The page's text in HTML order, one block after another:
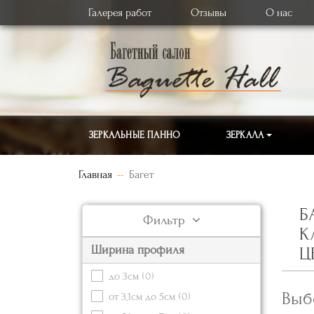
Галерея работ Отзывы О нас
ЗЕРКАЛЬНЫЕ ПАННО ЗЕРКАЛА
Главная Багет
Фильтр
Ширина профиля
до 3см (0)
от 3,1см до 5см (0)